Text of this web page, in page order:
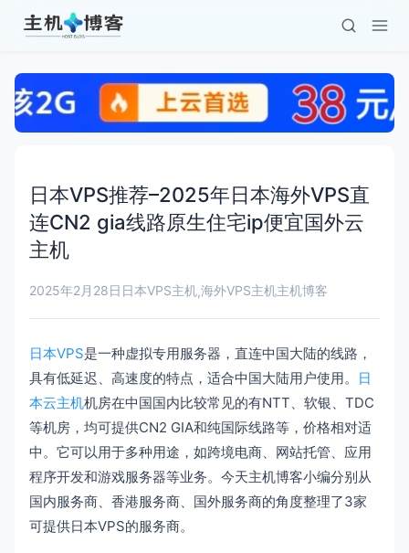
日本VPS推荐–2025年日本海外VPS直
连CN2 gia线路原生住宅ip便宜国外云
主机
2025年2月28日 日本VPS主机,海外VPS主机主机博客
日本VPS是一种虚拟专用服务器，直连中国大陆的线路，
具有低延迟、高速度的特点，适合中国大陆用户使用。
日
本云主机机房在中国国内比较常见的有NTT、软银、TDC
等机房，均可提供CN2 GIA和纯国际线路等，价格相对适
中。它可以用于多种用途，如跨境电商、网站托管、应用
程序开发和游戏服务器等业务。今天主机博客小编分别从
国内服务商、香港服务商、国外服务商的角度整理了3家
可提供日本VPS的服务商。